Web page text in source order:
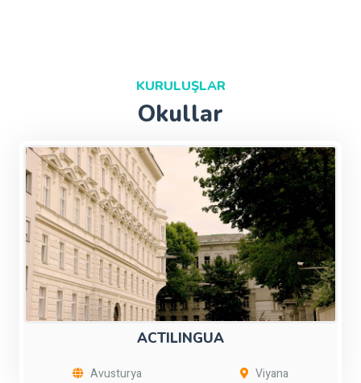
KURULUŞLAR
Okullar
ACTILINGUA
Avusturya Viyana